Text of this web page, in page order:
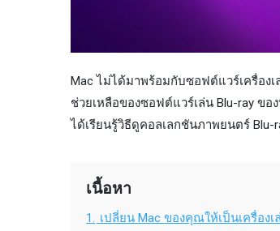
Mac ไม่ได้มาพร้อมกับซอฟต์แวร์เครื่อง
ช่วยเหลือของซอฟต์แวร์เล่น Blu-ray ข
ได้เรียนรู้วิธีดูคอลเลกชันภาพยนตร์ Blu-
เนื้อหา
1. เปลี่ยน Mac ของคุณให้เป็นเครื่องเ